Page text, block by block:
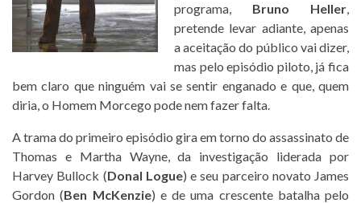
programa, Bruno Heller,
pretende levar adiante, apenas
a aceitação do público vai dizer,
mas pelo episódio piloto, já fica
bem claro que ninguém vai se sentir enganado e que, quem
diria, o Homem Morcego pode nem fazer falta.
A trama do primeiro episódio gira em torno do assassinato de
Thomas e Martha Wayne, da investigação liderada por
Harvey Bullock (Donal Logue) e seu parceiro novato James
Gordon (Ben McKenzie) e de uma crescente batalha pelo